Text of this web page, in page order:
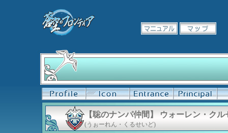
【聡のナンパ仲間】 ウォーレン・クル
(うぉーれん・くるせいど)